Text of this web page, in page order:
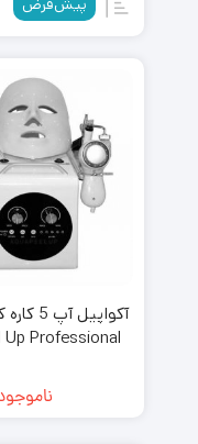
Up Professional